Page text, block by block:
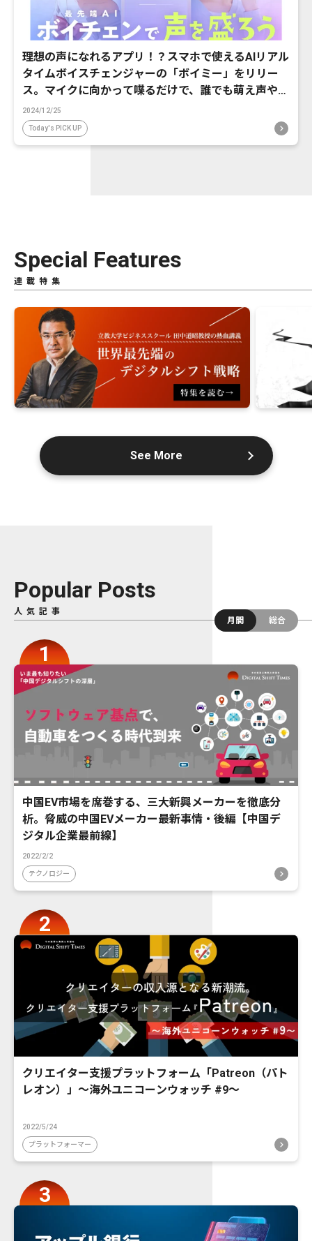
理想の声になれるアプリ！？スマホで使えるAIリアル
タイムボイスチェンジャーの「ボイミー」をリリー
ス。マイクに向かって喋るだけで、誰でも萌え声やイ
ケボ風に音声変換が可能に。
2024/12/25
Today's PICK UP
Special Features
連載特集
See More
Popular Posts
人気記事
月間
総合
中国EV市場を席巻する、三大新興メーカーを徹底分
析。脅威の中国EVメーカー最新事情・後編【中国デ
ジタル企業最前線】
2022/2/2
テクノロジー
クリエイター支援プラットフォーム「Patreon（パト
レオン）」〜海外ユニコーンウォッチ #9〜
2022/5/24
プラットフォーマー